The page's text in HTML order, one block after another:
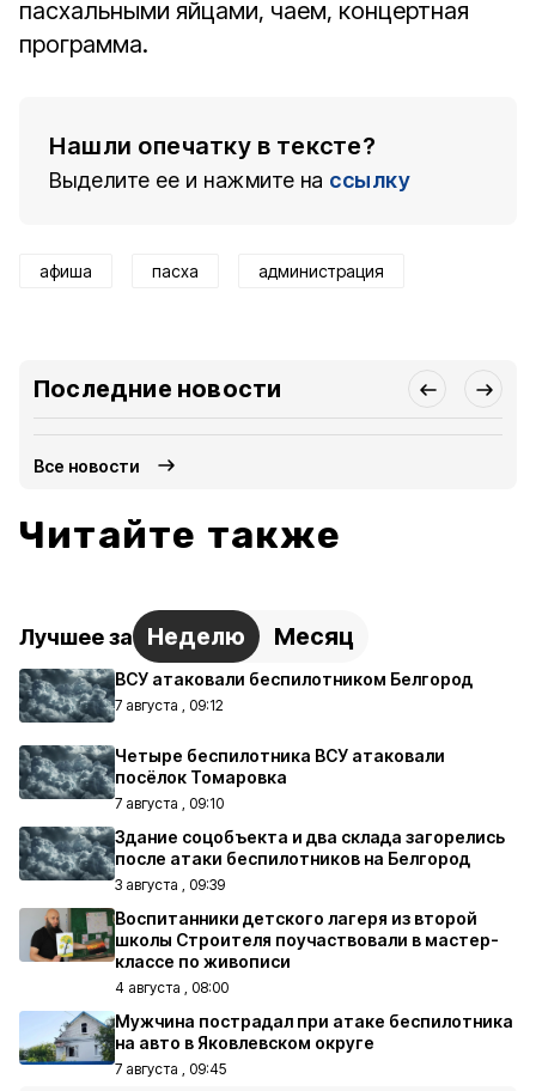
пасхальными яйцами, чаем, концертная
программа.
Нашли опечатку в тексте?
Выделите ее и нажмите на ссылку
афиша пасха администрация
Последние новости
Все новости
Читайте также
Лучшее за Неделю Месяц
ВСУ атаковали беспилотником Белгород
7 августа , 09:12
Четыре беспилотника ВСУ атаковали
посёлок Томаровка
7 августа , 09:10
Здание соцобъекта и два склада загорелись
после атаки беспилотников на Белгород
3 августа , 09:39
Воспитанники детского лагеря из второй
школы Строителя поучаствовали в мастер-
классе по живописи
4 августа , 08:00
Мужчина пострадал при атаке беспилотника
на авто в Яковлевском округе
7 августа , 09:45